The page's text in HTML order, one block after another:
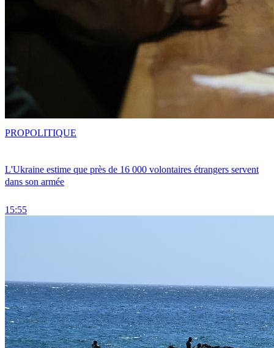
L'Ukraine estime que près de 16 000 volontaires étrangers servent
dans son armée
15:55
PROPOLITIQUE